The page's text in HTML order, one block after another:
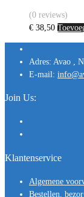
(0 reviews)
€ 38,50
Adres: Avao ,
E-mail:
Join Us:
Klantenservice
Algemene
Bestellen,